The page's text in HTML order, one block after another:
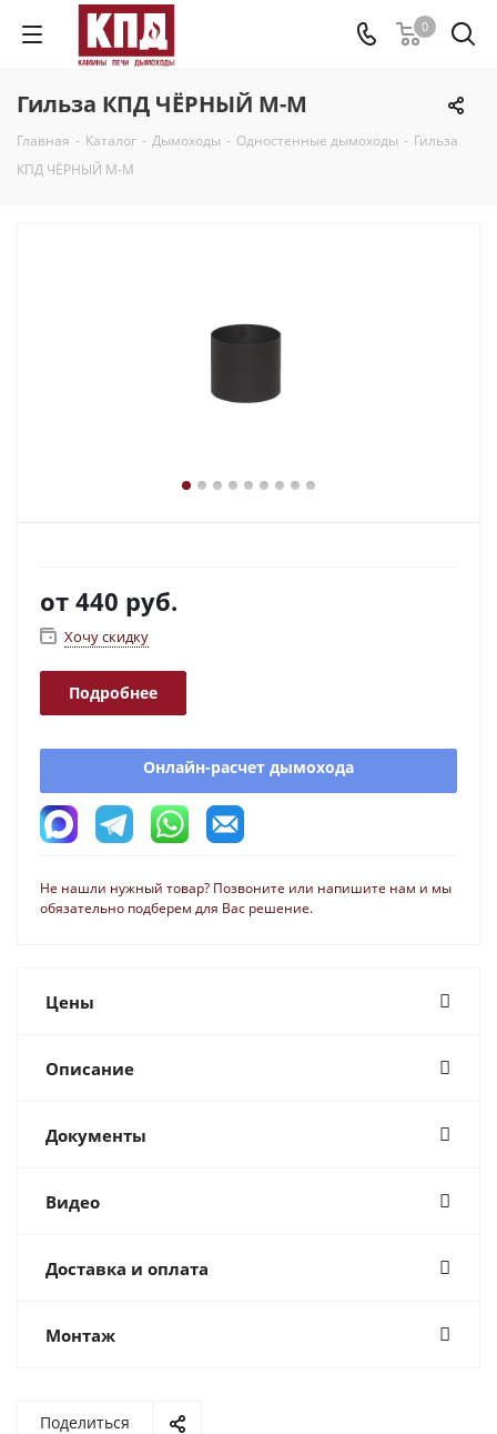
0
Гильза КПД ЧЁРНЫЙ М-М
Главная - Каталог - Дымоходы - Одностенные дымоходы - Гильза
КПД ЧЁРНЫЙ М-М
от 440 руб.
Хочу скидку
Подробнее
Онлайн-расчет дымохода
Не нашли нужный товар? Позвоните или напишите нам и мы
обязательно подберем для Вас решение.
Цены
Описание
Документы
Видео
Доставка и оплата
Монтаж
Поделиться